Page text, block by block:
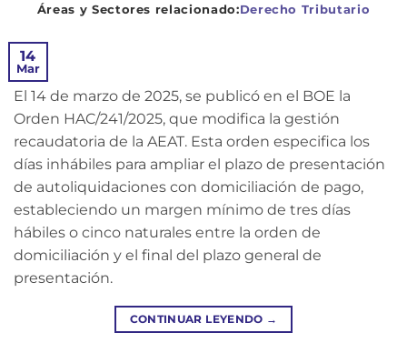
Derecho Tributario
14
Mar
El 14 de marzo de 2025, se publicó en el BOE la
Orden HAC/241/2025, que modifica la gestión
recaudatoria de la AEAT. Esta orden especifica los
días inhábiles para ampliar el plazo de presentación
de autoliquidaciones con domiciliación de pago,
estableciendo un margen mínimo de tres días
hábiles o cinco naturales entre la orden de
domiciliación y el final del plazo general de
presentación.
CONTINUAR LEYENDO →